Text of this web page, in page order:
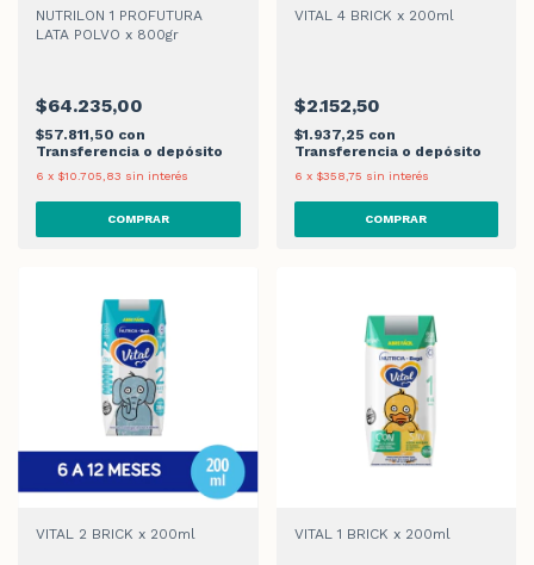
NUTRILON 1 PROFUTURA
LATA POLVO x 800gr
$64.235,00
$57.811,50 con
Transferencia o depósito
6 x $10.705,83 sin interés
VITAL 4 BRICK x 200ml
$2.152,50
$1.937,25 con
Transferencia o depósito
6 x $358,75 sin interés
VITAL 2 BRICK x 200ml VITAL 1 BRICK x 200ml